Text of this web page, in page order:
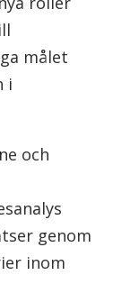
målet
i
och
genom
inom